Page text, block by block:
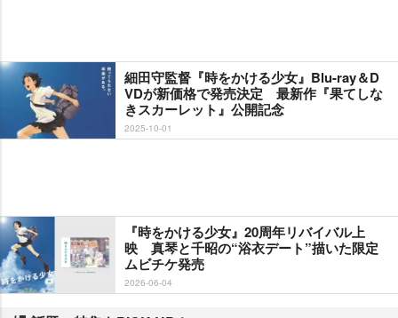
細田守監督『時をかける少女』Blu-ray＆D
VDが新価格で発売決定 最新作『果てしな
きスカーレット』公開記念
2025-10-01
『時をかける少女』20周年リバイバル上
映 真琴と千昭の“浴衣デート”描いた限定
ムビチケ発売
2026-06-04